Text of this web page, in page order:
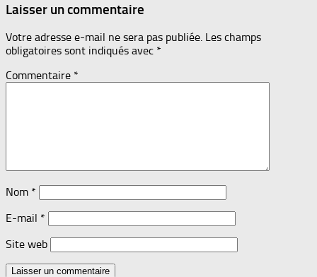
Laisser un commentaire
Votre adresse e-mail ne sera pas publiée. Les champs
obligatoires sont indiqués avec *
Commentaire *
Nom *
E-mail *
Site web